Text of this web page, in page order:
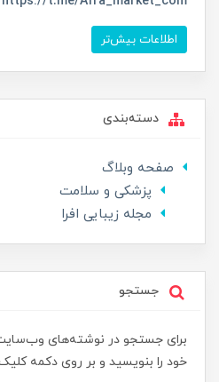
اطلاعات بیش‌تر
دسته‌بندی
صفحه وبلاگ
پزشکی و سلامت
مجله زیبایی افرا
جستجو
برای جستجو در نوشته‌های
خود را بنویسید و بر روی دکمه